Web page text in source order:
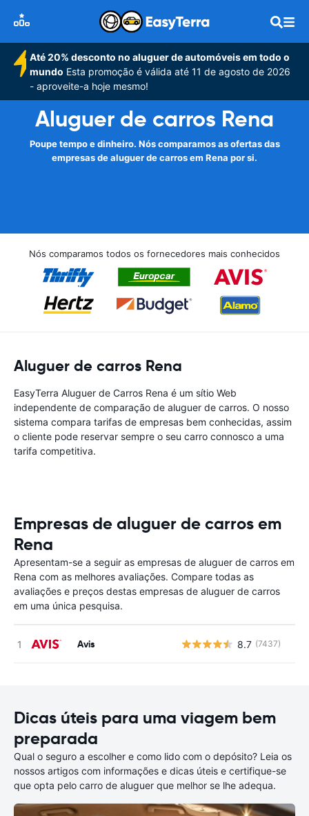
Até 20% desconto no aluguer de automóveis em todo o
mundo Esta promoção é válida até 11 de agosto de 2026
- aproveite-a hoje mesmo!
Aluguer de carros Rena
Poupe tempo e dinheiro. Nós comparamos as ofertas das
empresas de aluguer de carros em Rena por si.
Nós comparamos todos os fornecedores mais conhecidos
Aluguer de carros Rena
EasyTerra Aluguer de Carros Rena é um sítio Web
independente de comparação de aluguer de carros. O nosso
sistema compara tarifas de empresas bem conhecidas, assim
o cliente pode reservar sempre o seu carro connosco a uma
tarifa competitiva.
Empresas de aluguer de carros em
Rena
Apresentam-se a seguir as empresas de aluguer de carros em
Rena com as melhores avaliações. Compare todas as
avaliações e preços destas empresas de aluguer de carros
em uma única pesquisa.
Avis 8.7 (7437)
Dicas úteis para uma viagem bem
preparada
Qual o seguro a escolher e como lido com o depósito? Leia os
nossos artigos com informações e dicas úteis e certifique-se
que opta pelo carro de aluguer que melhor se lhe adequa.